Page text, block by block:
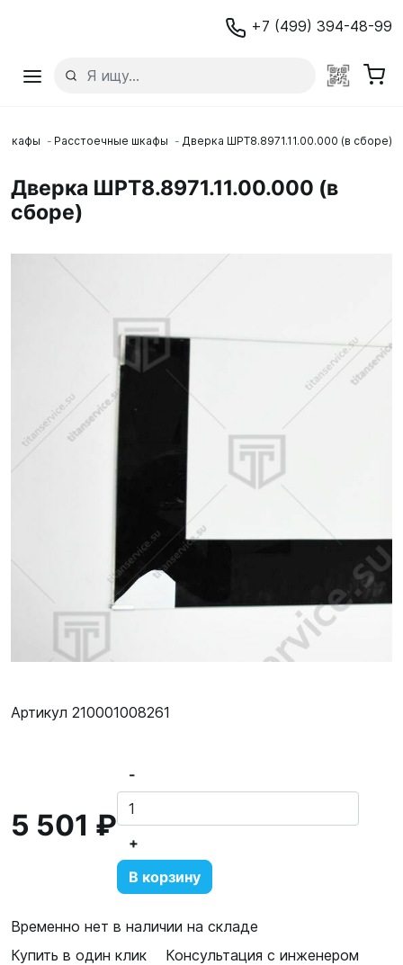
+7 (499) 394-48-99
Шкафы Расстоечные шкафы Дверка ШРТ8.8971.11.00.000 (в сборе)
Дверка ШРТ8.8971.11.00.000 (в
сборе)
Артикул 210001008261
5 501 ₽
-
+
В корзину
Временно нет в наличии на складе
Купить в один клик
Консультация с инженером